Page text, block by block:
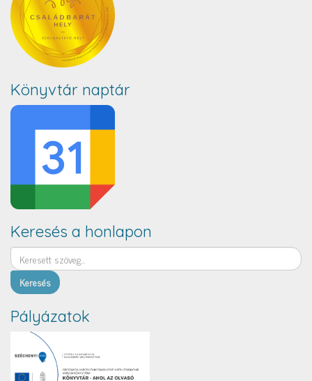
Könyvtár naptár
Keresés a honlapon
Keresés
Pályázatok